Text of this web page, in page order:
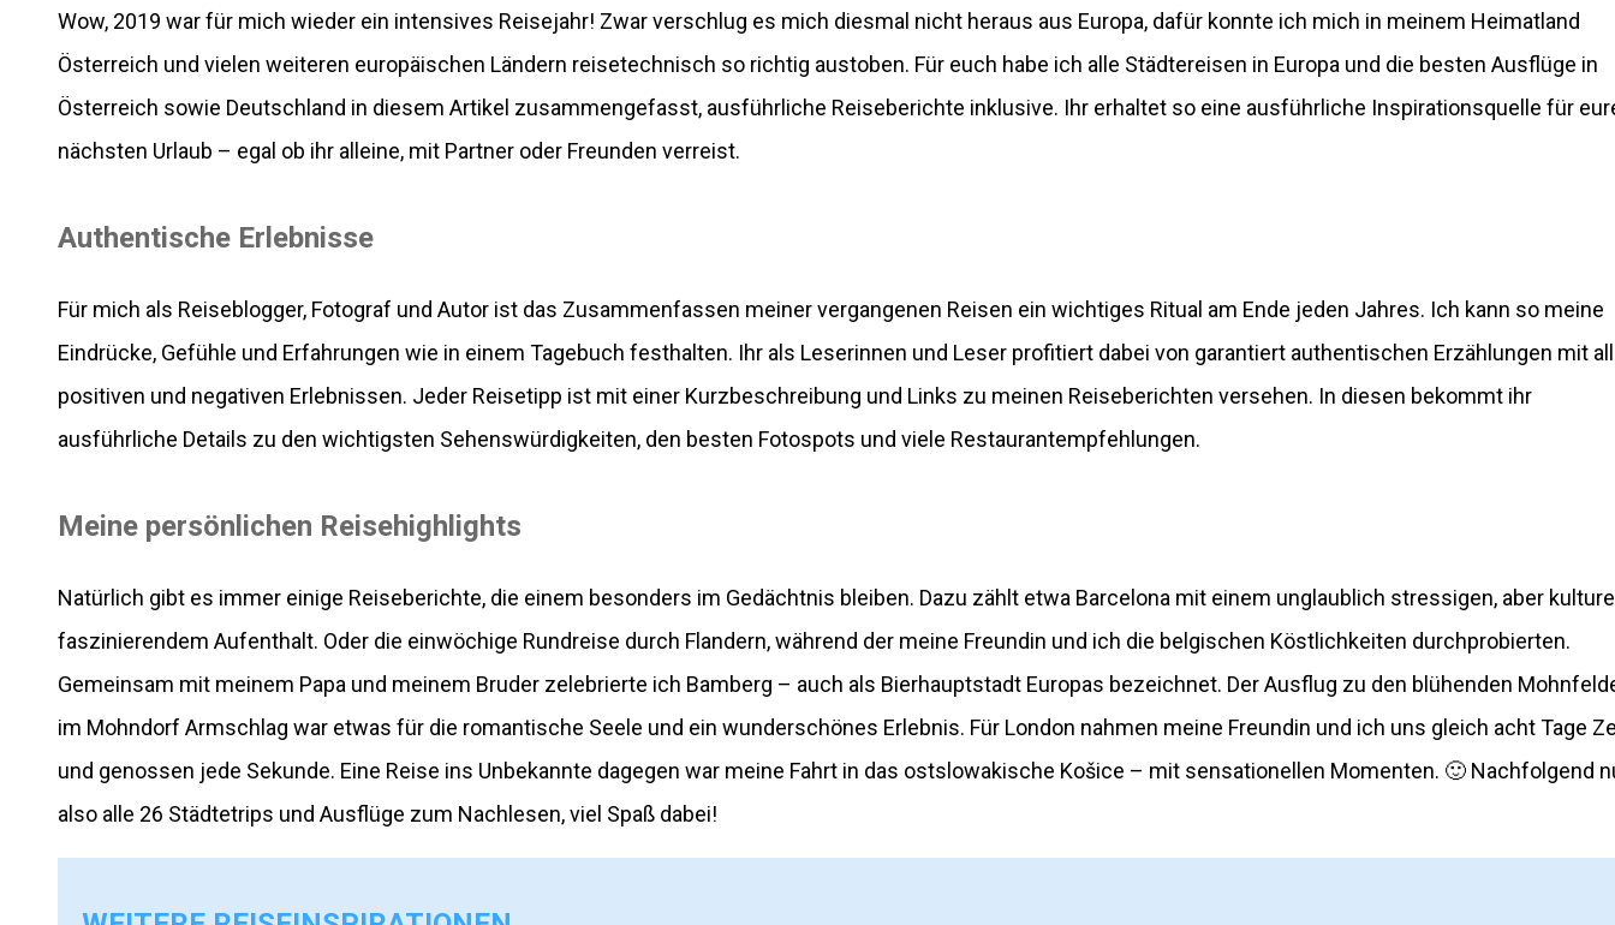
Wow, 2019 war für mich wieder ein intensives Reisejahr! Zwar verschlug es mich diesmal nicht heraus aus Europa, dafür konnte ich mich in meinem Heimatland
Österreich und vielen weiteren europäischen Ländern reisetechnisch so richtig austoben. Für euch habe ich alle Städtereisen in Europa und die besten Ausflüge in
Österreich sowie Deutschland in diesem Artikel zusammengefasst, ausführliche Reiseberichte inklusive. Ihr erhaltet so eine ausführliche Inspirationsquelle für
nächsten Urlaub – egal ob ihr alleine, mit Partner oder Freunden verreist.
Authentische Erlebnisse
Für mich als Reiseblogger, Fotograf und Autor ist das Zusammenfassen meiner vergangenen Reisen ein wichtiges Ritual am Ende jeden Jahres. Ich kann so meine
Eindrücke, Gefühle und Erfahrungen wie in einem Tagebuch festhalten. Ihr als Leserinnen und Leser profitiert dabei von garantiert authentischen Erzählungen mit
positiven und negativen Erlebnissen. Jeder Reisetipp ist mit einer Kurzbeschreibung und Links zu meinen Reiseberichten versehen. In diesen bekommt ihr
ausführliche Details zu den wichtigsten Sehenswürdigkeiten, den besten Fotospots und viele Restaurantempfehlungen.
Meine persönlichen Reisehighlights
Natürlich gibt es immer einige Reiseberichte, die einem besonders im Gedächtnis bleiben. Dazu zählt etwa Barcelona mit einem unglaublich stressigen, aber
faszinierendem Aufenthalt. Oder die einwöchige Rundreise durch Flandern, während der meine Freundin und ich die belgischen Köstlichkeiten durchprobierten.
Gemeinsam mit meinem Papa und meinem Bruder zelebrierte ich Bamberg – auch als Bierhauptstadt Europas bezeichnet. Der Ausflug zu den blühenden
im Mohndorf Armschlag war etwas für die romantische Seele und ein wunderschönes Erlebnis. Für London nahmen meine Freundin und ich uns gleich acht Tage
und genossen jede Sekunde. Eine Reise ins Unbekannte dagegen war meine Fahrt in das ostslowakische Košice – mit sensationellen Momenten. 🙂 Nachfolgend
also alle 26 Städtetrips und Ausflüge zum Nachlesen, viel Spaß dabei!